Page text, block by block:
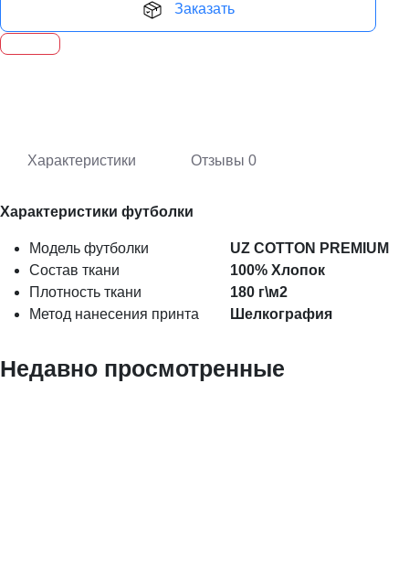
Заказать
Характеристики Отзывы 0
Характеристики футболки
Модель футболки
UZ COTTON PREMIUM
Состав ткани
100% Хлопок
Плотность ткани
180 г\м2
Метод нанесения принта
Шелкография
Недавно просмотренные